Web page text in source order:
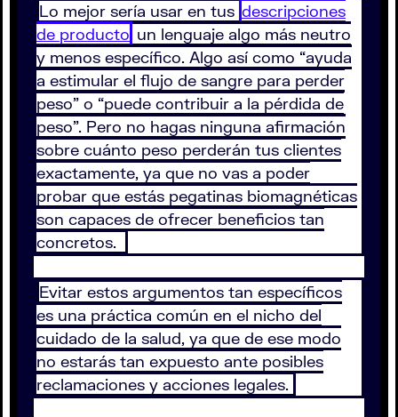
Lo mejor sería usar en tus descripciones
de producto un lenguaje algo más neutro
y menos específico. Algo así como “ayuda
a estimular el flujo de sangre para perder
peso” o “puede contribuir a la pérdida de
peso”. Pero no hagas ninguna afirmación
sobre cuánto peso perderán tus clientes
exactamente, ya que no vas a poder
probar que estás pegatinas biomagnéticas
son capaces de ofrecer beneficios tan
concretos.
Evitar estos argumentos tan específicos
es una práctica común en el nicho del
cuidado de la salud, ya que de ese modo
no estarás tan expuesto ante posibles
reclamaciones y acciones legales.